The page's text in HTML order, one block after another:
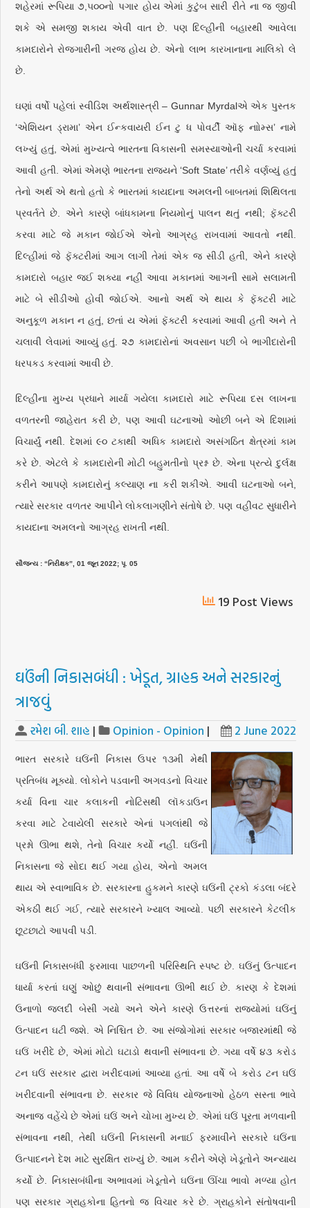
શહેરમાં રૂપિયા ૭,૫૦૦નો પગાર હોય એમાં કુટુંબ સારી રીતે ના જ જીવી
શકે એ સમજી શકાય એવી વાત છે. પણ દિલ્હીની બહારથી આવેલા
કામદારોને રોજગારીની ગરજ હોય છે. એનો લાભ કારખાનાના માલિકો લે
છે.
ઘણાં વર્ષો પહેલાં સ્વીડિશ અર્થશાસ્ત્રી – Gunnar Myrdalએ એક પુસ્તક
‘એશિયન ડ્રામા’ એન ઈન્કવાયરી ઈન ટુ ધ પોવર્ટી ઑફ નાોમ્સ’ નામે
લખ્યું હતું, એમાં મુખ્યત્વે ભારતના વિકાસની સમસ્યાઓની ચર્ચા કરવામાં
આવી હતી. એમાં એમણે ભારતના રાજ્યને ‘Soft State’ તરીકે વર્ણવ્યું હતું
તેનો અર્થ એ થતો હતો કે ભારતમાં કાયદાના અમલની બાબતમાં શિથિલતા
પ્રવર્તતે છે. એને કારણે બાંધકામના નિયમોનું પાલન થતું નથી; ફૅક્ટરી
કરવા માટે જે મકાન જોઈએ એનો આગ્રહ રાખવામાં આવતો નથી.
દિલ્હીમાં જે ફૅક્ટરીમાં આગ લાગી તેમાં એક જ સીડી હતી, એને કારણે
કામદારો બહાર જઈ શક્યા નહીં આવા મકાનમાં આગની સામે સલામતી
માટે બે સીડીઓ હોવી જોઈએ. આનો અર્થ એ થાય કે ફૅક્ટરી માટે
અનુકૂળ મકાન ન હતું, છતાં ય એમાં ફૅક્ટરી કરવામાં આવી હતી અને તે
ચલાવી લેવામાં આવ્યું હતું. ૨૭ કામદારોનાં અવસાન પછી બે ભાગીદારોની
ધરપકડ કરવામાં આવી છે.
દિલ્હીના મુખ્ય પ્રધાને માર્યા ગયેલા કામદારો માટે રૂપિયા દસ લાખના
વળતરની જાહેરાત કરી છે, પણ આવી ઘટનાઓ ઓછી બને એ દિશામાં
વિચાર્યું નથી. દેશમાં ૯૦ ટકાથી અધિક કામદારો અસંગઠિત ક્ષેત્રમાં કામ
કરે છે. એટલે કે કામદારોની મોટી બહુમતીનો પ્રશ્ન છે. એના પ્રત્યે દુર્લક્ષ
કરીને આપણે કામદારોનું કલ્યાણ ના કરી શકીએ. આવી ઘટનાઓ બને,
ત્યારે સરકાર વળતર આપીને લોકલાગણીને સંતોષે છે. પણ વહીવટ સુધારીને
કાયદાના અમલનો આગ્રહ રાખતી નથી.
સૌજન્ય : “નિરીક્ષક”, 01 જૂન 2022; પૃ. 05
19 Post Views
ઘઉંની નિકાસબંધી : ખેડૂત, ગ્રાહક અને સરકારનું
ત્રાજવું
રમેશ બી. શાહ | Opinion - Opinion | 2 June 2022
ભારત સરકારે ઘઉંની નિકાસ ઉપર ૧૩મી મેથી
પ્રતિબંધ મૂક્યો. લોકોને પડવાની અગવડનો વિચાર
કર્યા વિના ચાર કલાકની નોટિસથી લૉકડાઉન
કરવા માટે ટેવાયેલી સરકારે એનાં પગલાંથી જે
પ્રશ્નો ઊભા થશે, તેનો વિચાર કર્યો નહીં. ઘઉંની
નિકાસના જે સોદા થઈ ગયા હોય, એનો અમલ
થાય એ સ્વાભાવિક છે. સરકારના હુકમને કારણે ઘઉંની ટ્રકો કંડલા બંદરે
એકઠી થઈ ગઈ, ત્યારે સરકારને ખ્યાલ આવ્યો. પછી સરકારને કેટલીક
છૂટછાટો આપવી પડી.
ઘઉંની નિકાસબંધી ફરમાવા પાછળની પરિસ્થિતિ સ્પષ્ટ છે. ઘઉંનું ઉત્પાદન
ધાર્યા કરતાં ઘણું ઓછું થવાની સંભાવના ઊભી થઈ છે. કારણ કે દેશમાં
ઉનાળો જલદી બેસી ગયો અને એને કારણે ઉત્તરનાં રાજ્યોમાં ઘઉંનું
ઉત્પાદન ઘટી જશે. એ નિશ્ચિત છે. આ સંજોગોમાં સરકાર બજારમાંથી જે
ઘઉં ખરીદે છે, એમાં મોટો ઘટાડો થવાની સંભાવના છે. ગયા વર્ષે ૪૩ કરોડ
ટન ઘઉં સરકાર દ્વારા ખરીદવામાં આવ્યા હતાં. આ વર્ષે બે કરોડ ટન ઘઉં
ખરીદવાની સંભાવના છે. સરકાર જે વિવિધ યોજનાઓ હેઠળ સસ્તા ભાવે
અનાજ વહેંચે છે એમાં ઘઉં અને ચોખા મુખ્ય છે. એમાં ઘઉં પૂરતા મળવાની
સંભાવના નથી, તેથી ઘઉંની નિકાસની મનાઈ ફરમાવીને સરકારે ઘઉંના
ઉત્પાદનને દેશ માટે સુરક્ષિત રાખ્યું છે. આમ કરીને એણે ખેડૂતોને અન્યાય
કર્યો છે. નિકાસબંધીના અભાવમાં ખેડૂતોને ઘઉંના ઊંચા ભાવો મળ્યા હોત
પણ સરકાર ગ્રાહકોના હિતનો જ વિચાર કરે છે. ગ્રાહકોને સંતોષવાની